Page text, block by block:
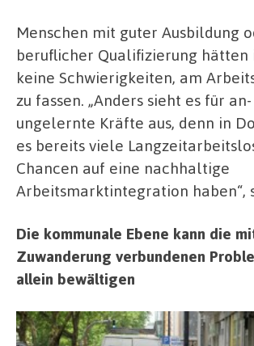
Menschen mit guter Ausbildung
beruflicher Qualifizierung hätten
keine Schwierigkeiten, am
zu fassen. „Anders sieht es für
ungelernte Kräfte aus, denn in
es bereits viele
Chancen auf eine nachhaltige
Arbeitsmarktintegration haben“,
Die kommunale Ebene kann die
Zuwanderung verbundenen
allein bewältigen